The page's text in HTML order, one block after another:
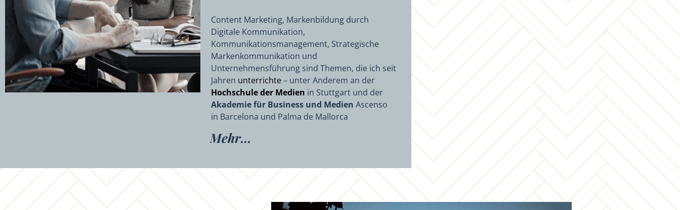
Content Marketing, Markenbildung durch
Digitale Kommunikation,
Kommunikationsmanagement, Strategische
Markenkommunikation und
Unternehmensführung sind Themen, die ich seit
Jahren unterrichte– unter Anderem an der
Hochschule der Medien in Stuttgart und der
Akademie für Business und Medien Ascenso
in Barcelona und Palma de Mallorca
Mehr...